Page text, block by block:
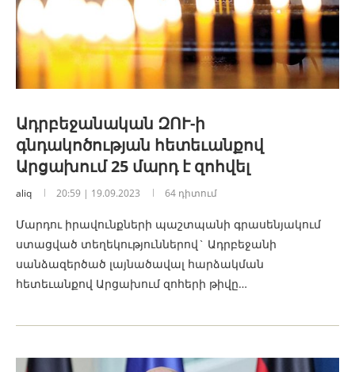
Ադրբեջանական ԶՈՒ-ի
գնդակոծության հետեւանքով
Արցախում 25 մարդ է զոհվել
aliq 20:59 | 19.09.2023 64 դիտում
Մարդու իրավունքների պաշտպանի գրասենյակում
ստացված տեղեկություններով` Ադրբեջանի
սանձազերծած լայնածավալ հարձակման
հետեւանքով Արցախում զոհերի թիվը…